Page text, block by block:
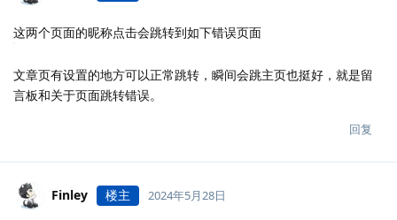
这两个页面的昵称点击会跳转到如下错误页面
文章页有设置的地方可以正常跳转，瞬间会跳主页也挺好，就是留
言板和关于页面跳转错误。
回复
Finley 楼主 2024年5月28日